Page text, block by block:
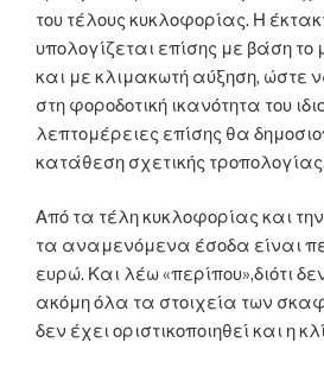
του τέλους κυκλοφορίας. Η
υπολογίζεται επίσης με βάση το
και με κλιμακωτή αύξηση, ώστε
στη φοροδοτική ικανότητα του
λεπτομέρειες επίσης θα
κατάθεση σχετικής τροπολογίας.
Από τα τέλη κυκλοφορίας και
τα αναμενόμενα έσοδα είναι
ευρώ. Και λέω «περίπου»,διότι
ακόμη όλα τα στοιχεία των
δεν έχει οριστικοποιηθεί και η